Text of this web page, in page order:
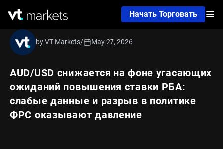
Начать Торговать
AUD/USD снижается на фоне угасающих
ожиданий повышения ставки РБА:
слабые данные и разрыв в политике
ФРС оказывают давление
by VT Markets/ May 27, 2026